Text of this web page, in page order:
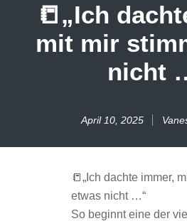
📒„Ich
mit mir
nicht
April 10, 2025
📒„Ich dachte immer,
etwas nicht …“
So beginnt eine der